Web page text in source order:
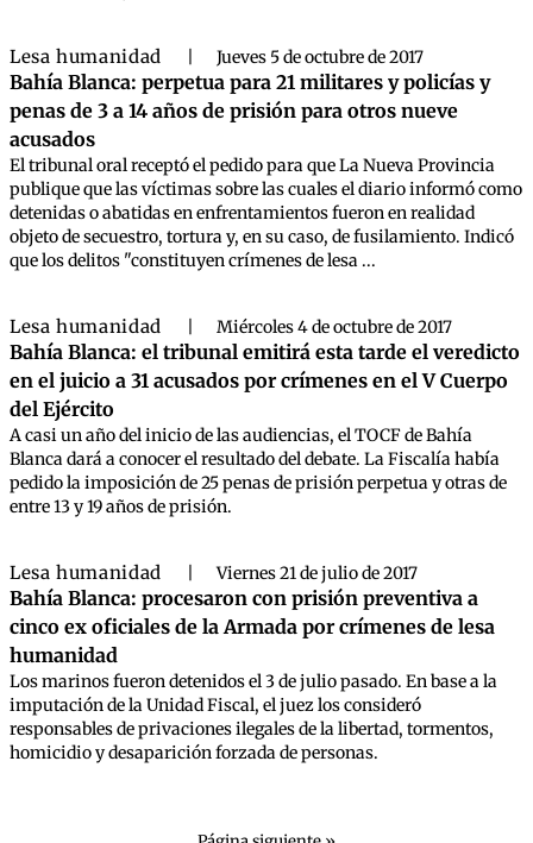
Lesa humanidad Jueves 5 de octubre de 2017
Bahía Blanca: perpetua para 21 militares y policías y
penas de 3 a 14 años de prisión para otros nueve
acusados
El tribunal oral receptó el pedido para que La Nueva Provincia
publique que las víctimas sobre las cuales el diario informó como
detenidas o abatidas en enfrentamientos fueron en realidad
objeto de secuestro, tortura y, en su caso, de fusilamiento. Indicó
que los delitos "constituyen crímenes de lesa ...
Lesa humanidad Miércoles 4 de octubre de 2017
Bahía Blanca: el tribunal emitirá esta tarde el veredicto
en el juicio a 31 acusados por crímenes en el V Cuerpo
del Ejército
A casi un año del inicio de las audiencias, el TOCF de Bahía
Blanca dará a conocer el resultado del debate. La Fiscalía había
pedido la imposición de 25 penas de prisión perpetua y otras de
entre 13 y 19 años de prisión.
Lesa humanidad Viernes 21 de julio de 2017
Bahía Blanca: procesaron con prisión preventiva a
cinco ex oficiales de la Armada por crímenes de lesa
humanidad
Los marinos fueron detenidos el 3 de julio pasado. En base a la
imputación de la Unidad Fiscal, el juez los consideró
responsables de privaciones ilegales de la libertad, tormentos,
homicidio y desaparición forzada de personas.